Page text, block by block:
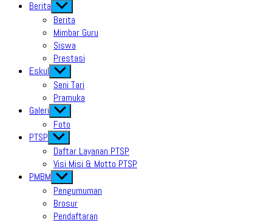
Berita Show
sub
menu
Berita
Mimbar Guru
Siswa
Prestasi
Eskul Show
sub
menu
Seni Tari
Pramuka
Galeri Show
sub
menu
Foto
PTSP Show
sub
menu
Daftar Layanan PTSP
Visi Misi & Motto PTSP
PMBM Show
sub
menu
Pengumuman
Brosur
Pendaftaran